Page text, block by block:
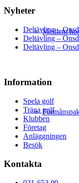
Medlem
Nyheter
Deltävling –
Deltävling –
Deltävling –
Information
Spela golf
Träna golf
Klubben
Företag
Anläggningen
Besök
Kontakta